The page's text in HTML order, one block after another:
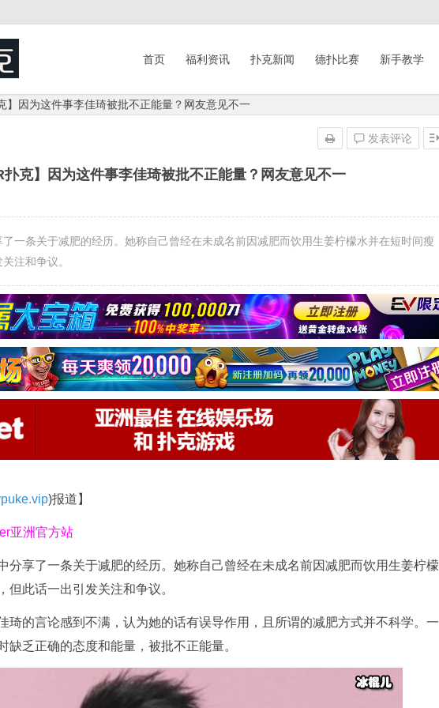
首页 福利资讯 扑克新闻 德扑比赛 新手教学
】因为这件事李佳琦被批不正能量？网友意见不一
扑克】因为这件事李佳琦被批不正能量？网友意见不一
发表评论
一条关于减肥的经历。她称自己曾经在未成名前因减肥而饮用生姜柠檬水并在短时间瘦
注和争议。
)报道】
亚洲官方站
分享了一条关于减肥的经历。她称自己曾经在未成名前因减肥而饮用生姜柠檬
但此话一出引发关注和争议。
琦的言论感到不满，认为她的话有误导作用，且所谓的减肥方式并不科学。一
缺乏正确的态度和能量，被批不正能量。